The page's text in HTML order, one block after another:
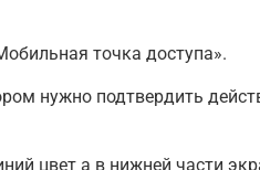
точка доступа».
нужно подтвердить
цвет а в нижней части